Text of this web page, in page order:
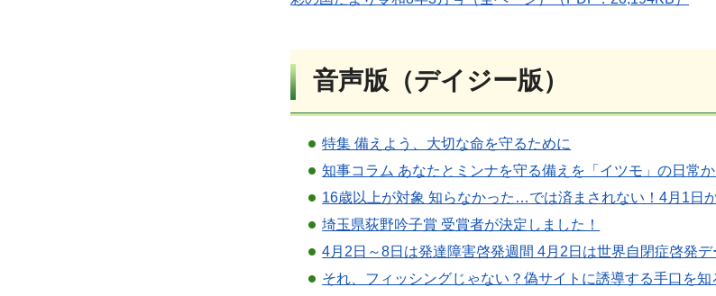
音声版（デイジー版）
特集 備えよう、大切な命を守るために
知事コラム あなたとミンナを守る備えを「イツモ」の日常か
16歳以上が対象 知らなかった…では済まされない！4月1日
埼玉県荻野吟子賞 受賞者が決定しました！
4月2日～8日は発達障害啓発週間 4月2日は世界自閉症啓発
それ、フィッシングじゃない？偽サイトに誘導する手口を知